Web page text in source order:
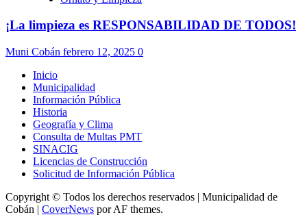
¡La limpieza es RESPONSABILIDAD DE TODOS!
Muni Cobán febrero 12, 2025 0
Inicio
Municipalidad
Información Pública
Historia
Geografía y Clima
Consulta de Multas PMT
SINACIG
Licencias de Construcción
Solicitud de Información Pública
Copyright © Todos los derechos reservados | Municipalidad de
Cobán | CoverNews por AF themes.